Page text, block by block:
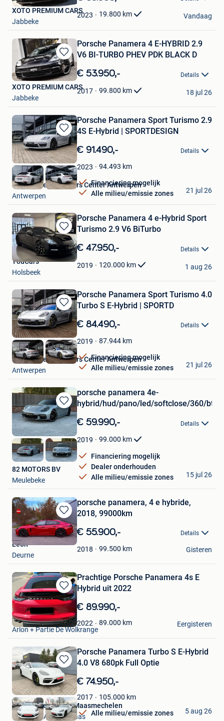
Mijn
Favorieten
2023 19.800 km
XOTO PREMIUM CARS
Jabbeke
Vandaag
Bewaren
in
Mijn
Favorieten
Porsche Panamera 4 E-HYBRID 2.9
V6 BI-TURBO PHEV PDK BLACK D
€ 53.950,- Details
2017 99.800 km
XOTO PREMIUM CARS
Jabbeke
18 jul 26
Bewaren
in
Mijn
Favorieten
Porsche Panamera Sport Turismo 2.9
4S E-Hybrid | SPORTDESIGN
€ 91.490,- Details
2023 94.493 km
Financiering mogelijk
Alle milieu/emissie zones
Van Mossel Used Cars Center Antwerpen
Antwerpen
21 jul 26
Bewaren
in
Mijn
Favorieten
Porsche Panamera 4 e-Hybrid Sport
Turismo 2.9 V6 BiTurbo
€ 47.950,- Details
2019 120.000 km
YouCars
Holsbeek
1 aug 26
Bewaren
in
Mijn
Favorieten
Porsche Panamera Sport Turismo 4.0
Turbo S E-Hybrid | SPORTD
€ 84.490,- Details
2019 87.944 km
Financiering mogelijk
Alle milieu/emissie zones
Van Mossel Used Cars Center Antwerpen
Antwerpen
21 jul 26
Bewaren
in
Mijn
Favorieten
porsche panamera 4e-
hybrid/hud/pano/led/softclose/360/btw
€ 59.990,- Details
2019 99.000 km
Financiering mogelijk
Dealer onderhouden
Alle milieu/emissie zones
82 MOTORS BV
Meulebeke
15 jul 26
Bewaren
in
Mijn
Favorieten
porsche panamera, 4 e hybride,
2018, 99000km
€ 55.900,- Details
2018 99.500 km
Leon
Deurne
Gisteren
Bewaren
in
Mijn
Favorieten
Prachtige Porsche Panamera 4s E
Hybrid uit 2022
€ 89.990,-
2022 89.000 km
Exclusive Occasion
Arlon + Partie De Wolkrange
Eergisteren
Bewaren
in
Mijn
Favorieten
Porsche Panamera Turbo S E-Hybrid
4.0 V8 680pk Full Optie
€ 74.950,-
2017 105.000 km
Alle milieu/emissie zones
Autohandel Bejzak Maasmechelen
Mechelen-Aan-De-Maas
5 aug 26